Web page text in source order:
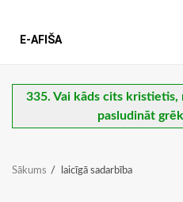
E-AFIŠA
335. Vai kāds cits kristietis,
pasludināt
Sākums laicīgā sadarbība